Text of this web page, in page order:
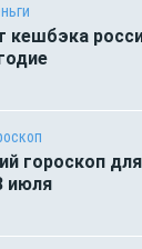
кешбэка
гороскоп
июля